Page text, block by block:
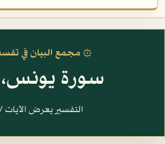
۞ مجمع البيان في
سورة يونس،
التفسير يعرض الآيات ٧ إلى ١٠